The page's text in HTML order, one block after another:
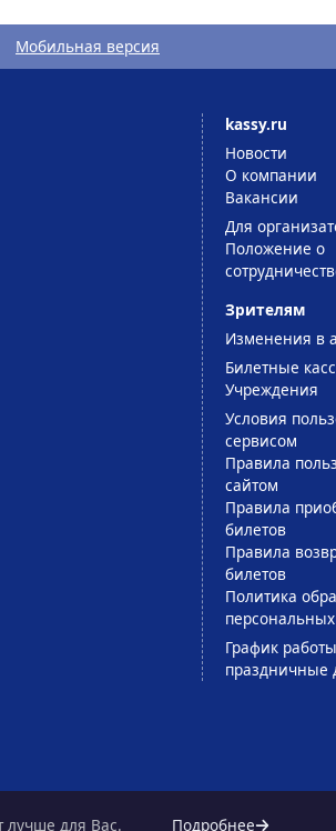
Мобильная версия
kassy.ru
Новости
О компании
Вакансии
Для
Положение о
Зрителям
Изменения в
Билетные
Учреждения
Условия
сервисом
Правила
сайтом
Правила
билетов
Правила
билетов
Политика
График
праздничные
лучше для Вас. Подробнее